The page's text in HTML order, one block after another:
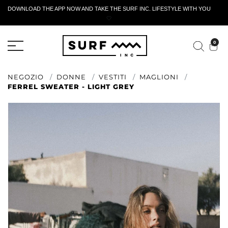
DOWNLOAD THE APP NOW AND TAKE THE SURF INC. LIFESTYLE WITH YOU
🤍
0
NEGOZIO DONNE VESTITI
MAGLIONI
FERREL SWEATER - LIGHT GREY
MODULO DI RESTITUZIONE ATTIVO